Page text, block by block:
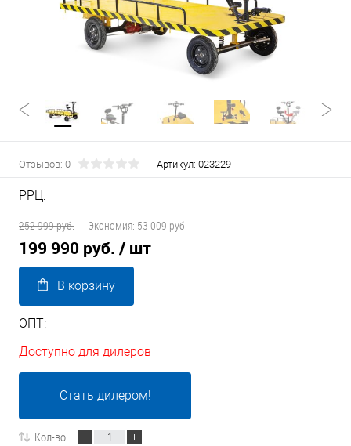
Отзывов: 0 Артикул: 023229
РРЦ:
252 999 руб.
Экономия: 53 009 руб.
199 990 руб. / шт
В корзину
ОПТ:
Доступно для дилеров
Стать дилером!
Кол-во: